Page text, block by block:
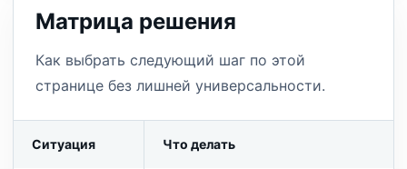
Матрица решения
Как выбрать следующий шаг по этой
странице без лишней универсальности.
Ситуация Что делать